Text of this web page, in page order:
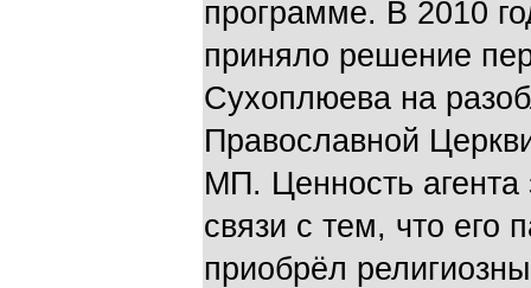
программе. В 2010
приняло решение
Сухоплюева на
Православной
МП. Ценность агента
связи с тем, что его
приобрёл